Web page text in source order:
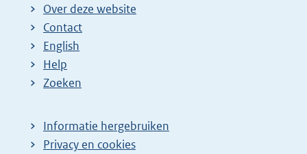
Over deze website
Contact
English
Help
Zoeken
Informatie hergebruiken
Privacy en cookies